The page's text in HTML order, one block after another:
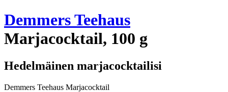
Demmers Teehaus
Marjacocktail, 100 g
Hedelmäinen marjacocktailisi
Demmers Teehaus Marjacocktail